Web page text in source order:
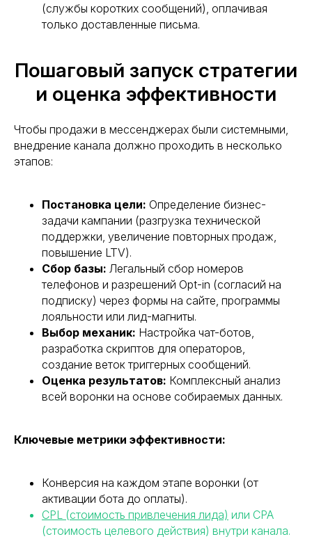
(службы коротких сообщений), оплачивая
только доставленные письма.
Пошаговый запуск стратегии
и оценка эффективности
Чтобы продажи в мессенджерах были системными,
внедрение канала должно проходить в несколько
этапов:
Постановка цели: Определение бизнес-
задачи кампании (разгрузка технической
поддержки, увеличение повторных продаж,
повышение LTV).
Сбор базы: Легальный сбор номеров
телефонов и разрешений Opt-in (согласий на
подписку) через формы на сайте, программы
лояльности или лид-магниты.
Выбор механик: Настройка чат-ботов,
разработка скриптов для операторов,
создание веток триггерных сообщений.
Оценка результатов: Комплексный анализ
всей воронки на основе собираемых данных.
Ключевые метрики эффективности:
Конверсия на каждом этапе воронки (от
активации бота до оплаты).
CPL (стоимость привлечения лида) или CPA
(стоимость целевого действия) внутри канала.